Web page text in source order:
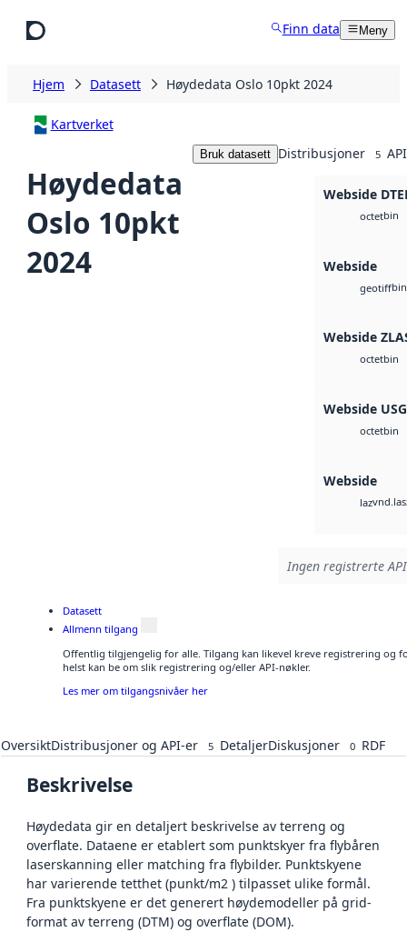
Finn data Meny
Hjem Datasett Høydedata Oslo 10pkt 2024
Kartverket
Høydedata
Oslo 10pkt
2024
Bruk datasett Distribusjoner 5
Webside
octetbin
Webside
geotiffbin
Webside
octetbin
Webside
octetbin
Webside
laz
Ingen registrerte
Datasett
Allmenn tilgang
Offentlig tilgjengelig for alle. Tilgang kan likevel kreve registrering og
helst kan be om slik registrering og/eller API-nøkler.
Les mer om tilgangsnivåer her
OversiktDistribusjoner og API-er 5 DetaljerDiskusjoner 0 RDF
Beskrivelse
Høydedata gir en detaljert beskrivelse av terreng og
overflate. Dataene er etablert som punktskyer fra flybåren
laserskanning eller matching fra flybilder. Punktskyene
har varierende tetthet (punkt/m2 ) tilpasset ulike formål.
Fra punktskyene er det generert høydemodeller på grid-
format av terreng (DTM) og overflate (DOM).